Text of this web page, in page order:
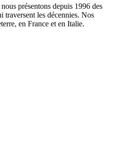
présentons depuis 1996 des
traversent les décennies. Nos
en France et en Italie.